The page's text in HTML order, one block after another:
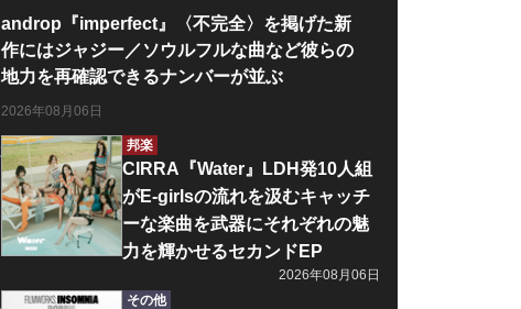
androp『imperfect』〈不完全〉を掲げた新
作にはジャジー／ソウルフルな曲など彼らの
地力を再確認できるナンバーが並ぶ
2026年08月06日
邦楽
CIRRA『Water』LDH発10人組
がE-girlsの流れを汲むキャッチ
ーな楽曲を武器にそれぞれの魅
力を輝かせるセカンドEP
2026年08月06日
その他